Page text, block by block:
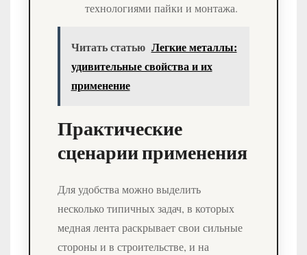
технологиями пайки и монтажа.
Читать статью Легкие металлы:
удивительные свойства и их
применение
Практические
сценарии применения
Для удобства можно выделить
несколько типичных задач, в которых
медная лента раскрывает свои сильные
стороны и в строительстве, и на